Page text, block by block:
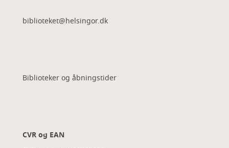
biblioteket@helsingor.dk
Biblioteker og åbningstider
CVR og EAN